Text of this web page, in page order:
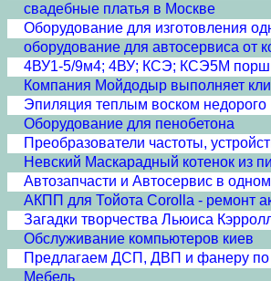
свадебные платья в Москве
Оборудование для изготовления
оборудование для автосервиса от
4ВУ1-5/9м4; 4ВУ; КСЭ; КСЭ5М
Компания Мойдодыр выполняет
Эпиляция теплым воском недорого
Оборудование для пенобетона
Преобразователи частоты,
Невский Маскарадный котенок из
Автозапчасти и Автосервис в одном
АКПП для Тойота Corolla - ремонт
Загадки творчества Льюиса
Обслуживание компьютеров киев
Предлагаем ДСП, ДВП и фанеру по
Мебель